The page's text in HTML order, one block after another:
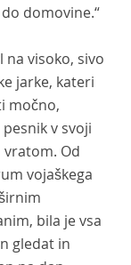
domovine.“
na visoko, sivo
jarke, kateri
močno,
v svoji
Od
vojaškega
bila je vsa
gledat in